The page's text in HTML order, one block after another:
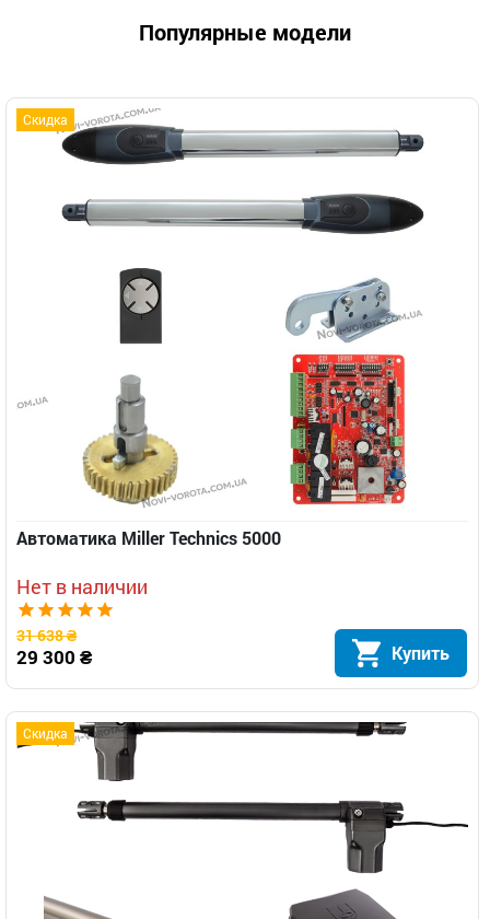
Популярные модели
Скидка
Автоматика Miller Technics 5000
Нет в наличии
31 638 ₴
29 300 ₴ Купить
Скидка